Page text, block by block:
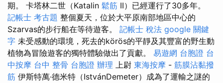
期。 卡塔林二世（Katalin 鬆筋 II）已經運行了30多年。
記帳士 考古題 整個夏天，位於大平原南部地區中心的
Szarvas的步行船在等待遊客。 記帳士 稅法 google 關鍵
字 未受感動的環境，死去的körös的平靜及其豐富的野生動
植物為冒險遊客的獨特體驗做出了貢獻。 易遊網 台胞證 台
中按摩 台中 整骨 台胞證 辦理 上尉 東海按摩 - 筋膜沾黏撥
筋 伊斯特萬·德米特（IstvánDemeter）成為了運輸之謎的